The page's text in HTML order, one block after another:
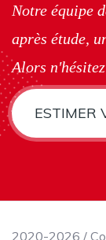
Notre équipe
après étude,
Alors
ESTIMER
2020-2026 /